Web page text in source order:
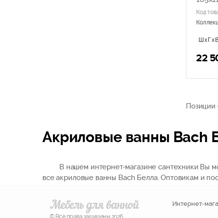
Код
22
Позиции
Акриловые ванны Bach
В нашем интернет-магазине сантехники Вы
все акриловые ванны Bach Белла. Оптовикам и
© Все права защищены 2026
Интернет-